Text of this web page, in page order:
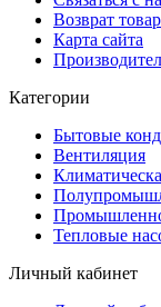
Возврат
Карта сайта
Категории
Бытовые
Вентиляция
Тепловые
Личный кабинет